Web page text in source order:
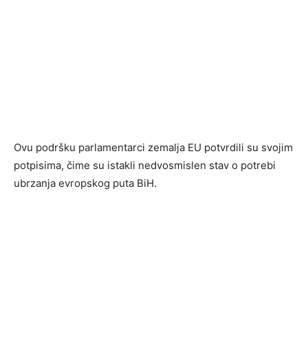
Ovu podršku parlamentarci zemalja EU potvrdili su svojim
potpisima, čime su istakli nedvosmislen stav o potrebi
ubrzanja evropskog puta BiH.